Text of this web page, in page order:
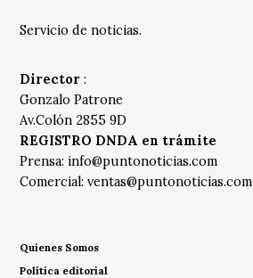
Servicio de noticias.
Director :
Gonzalo Patrone
Av.Colón 2855 9D
REGISTRO DNDA en trámite
Prensa: info@puntonoticias.com
Comercial:ventas@puntonoticias.com
Quienes Somos
Política editorial